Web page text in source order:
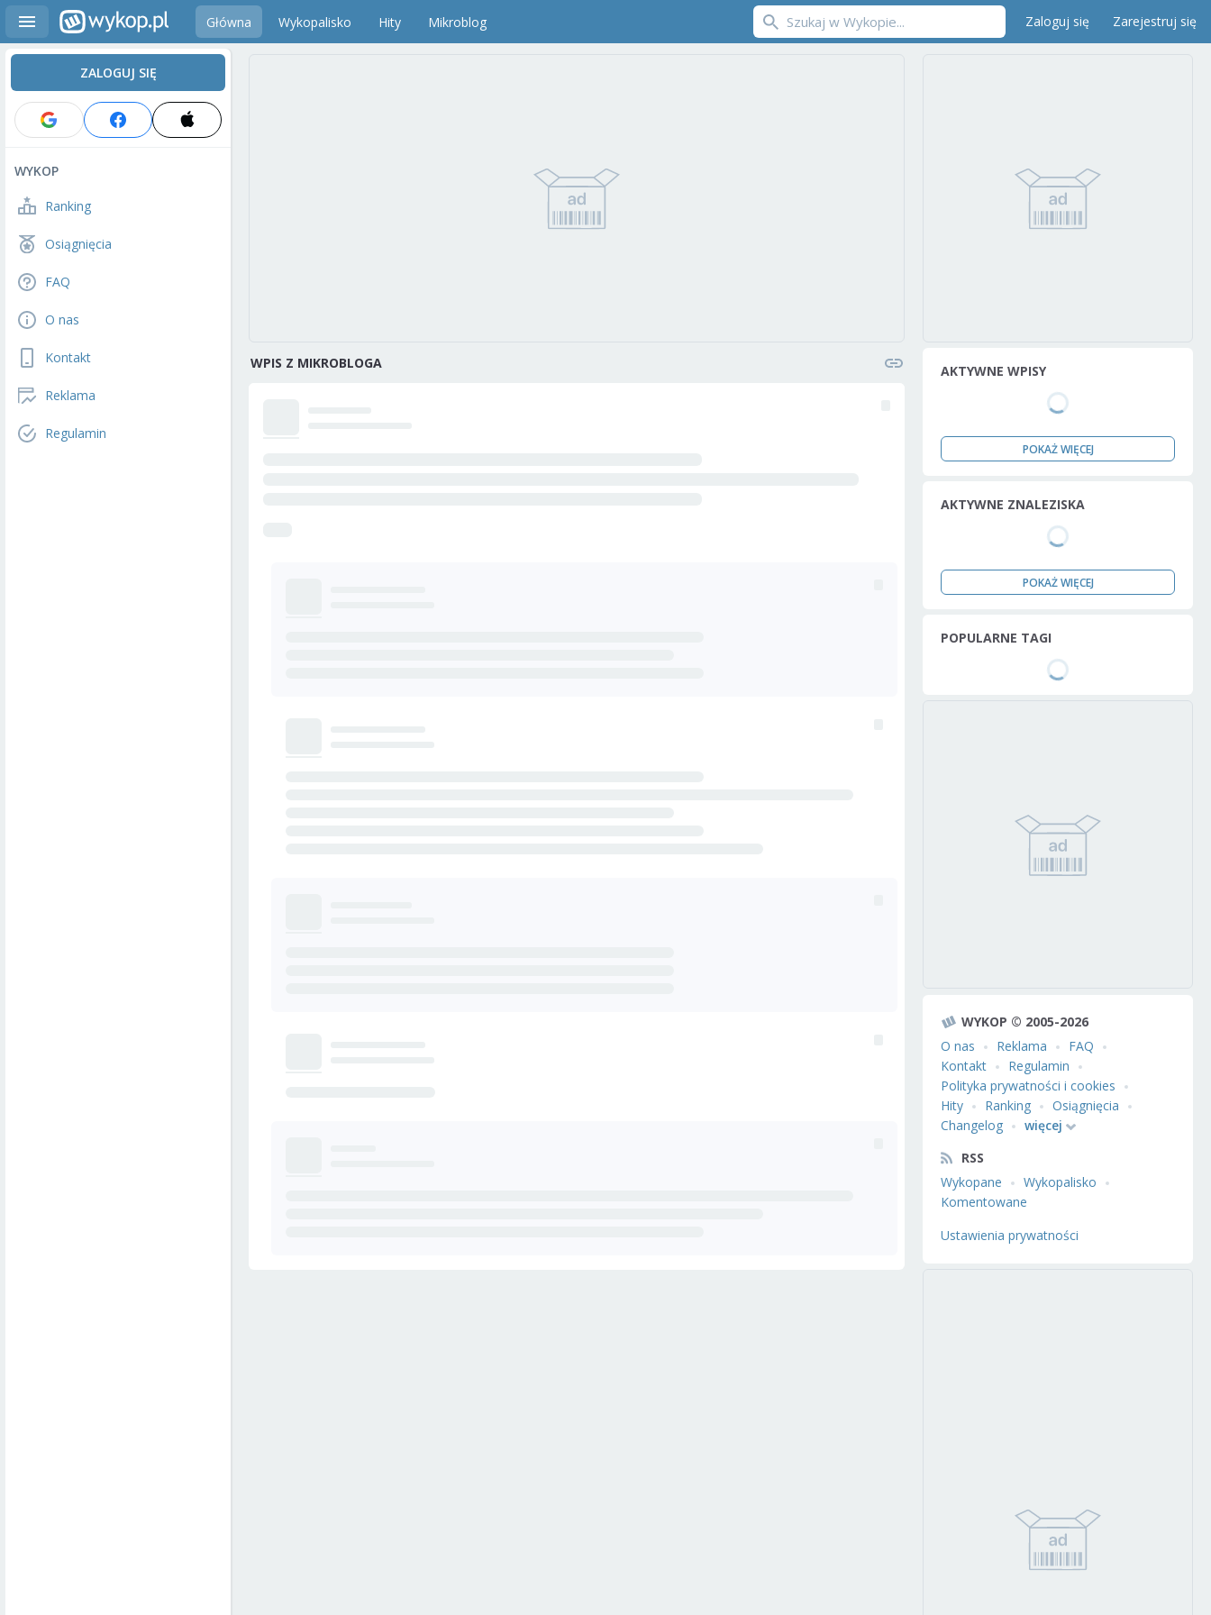
Główna Wykopalisko Hity Mikroblog Zaloguj się Zarejestruj się
ZALOGUJ SIĘ
WYKOP
Ranking
Osiągnięcia
FAQ
O nas
Kontakt
Reklama
Regulamin
WPIS Z MIKROBLOGA AKTYWNE WPISY
POKAŻ WIĘCEJ
AKTYWNE ZNALEZISKA
POKAŻ WIĘCEJ
POPULARNE TAGI
WYKOP © 2005-2026
O nas
Reklama
FAQ
Kontakt
Regulamin
Polityka prywatności i cookies
Hity
Ranking
Osiągnięcia
Changelog
więcej
RSS
Wykopane
Wykopalisko
Komentowane
Ustawienia prywatności